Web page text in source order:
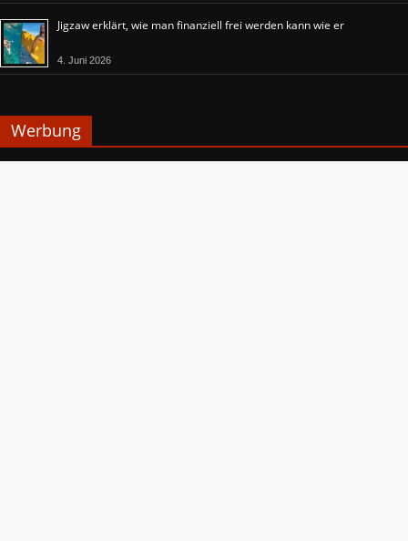
Jigzaw erklärt, wie man finanziell frei werden kann wie er
4. Juni 2026
Werbung